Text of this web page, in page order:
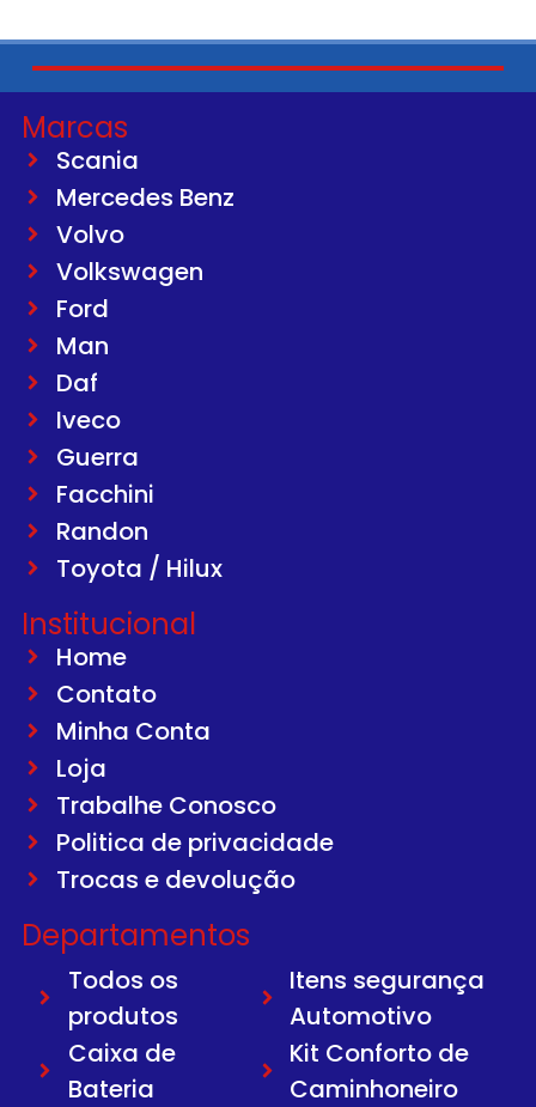
Marcas
Scania
Mercedes Benz
Volvo
Volkswagen
Ford
Man
Daf
Iveco
Guerra
Facchini
Randon
Toyota / Hilux
Institucional
Home
Contato
Minha Conta
Loja
Trabalhe Conosco
Politica de privacidade
Trocas e devolução
Departamentos
Todos os
produtos
Caixa de
Bateria
Itens segurança
Automotivo
Kit Conforto de
Caminhoneiro